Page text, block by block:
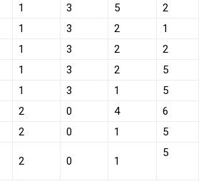
1 3 5
2
1 3 2
1
1 3 2
2
1 3 2
5
1 3 1
5
2 0 4
6
2 0 1 5
2 0 1
5